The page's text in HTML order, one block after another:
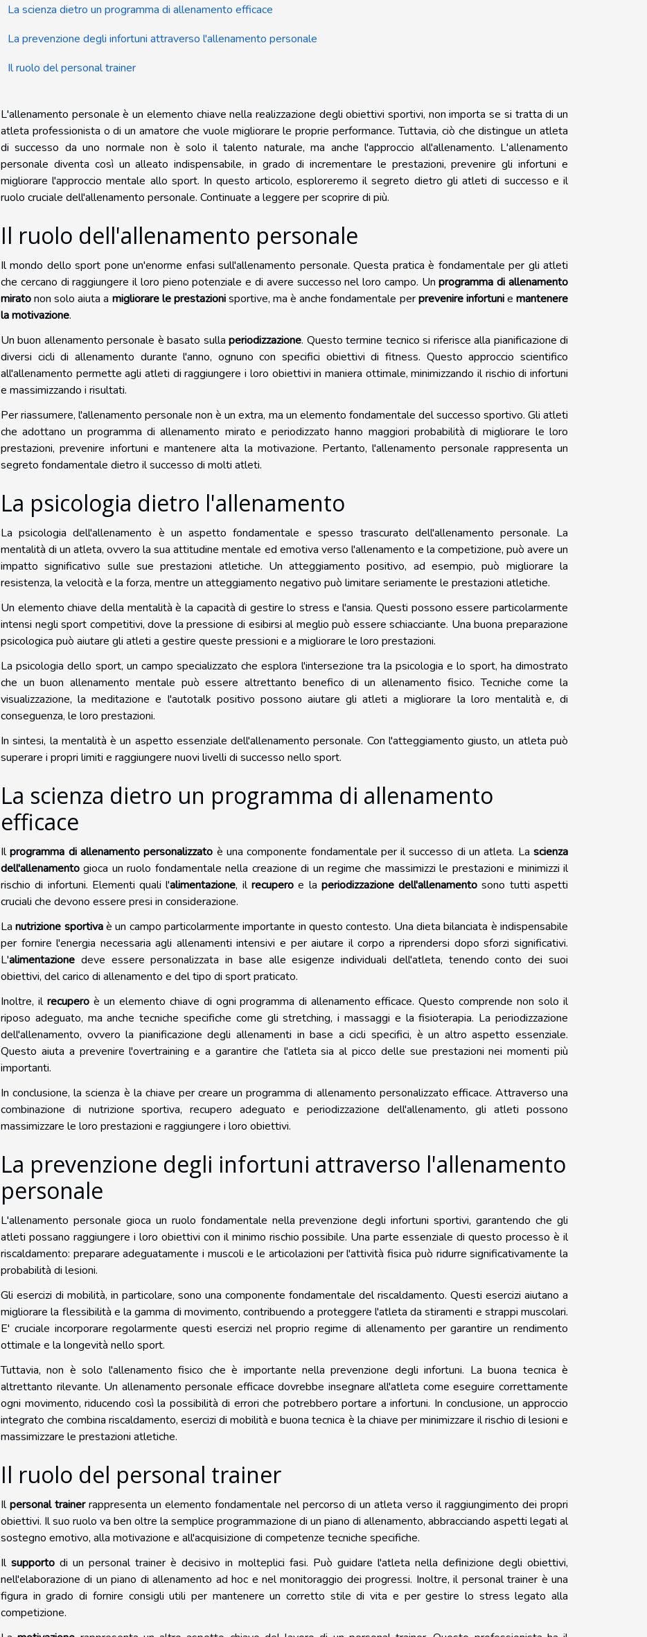
La scienza dietro un programma di allenamento efficace
La prevenzione degli infortuni attraverso l'allenamento personale
Il ruolo del personal trainer
L'allenamento personale è un elemento chiave nella realizzazione degli obiettivi sportivi, non importa se si tratta di un
atleta professionista o di un amatore che vuole migliorare le proprie performance. Tuttavia, ciò che distingue un atleta
di successo da uno normale non è solo il talento naturale, ma anche l'approccio all'allenamento. L'allenamento
personale diventa così un alleato indispensabile, in grado di incrementare le prestazioni, prevenire gli infortuni e
migliorare l'approccio mentale allo sport. In questo articolo, esploreremo il segreto dietro gli atleti di successo e il
ruolo cruciale dell'allenamento personale. Continuate a leggere per scoprire di più.
Il ruolo dell'allenamento personale
Il mondo dello sport pone un'enorme enfasi sull'allenamento personale. Questa pratica è fondamentale per gli atleti
che cercano di raggiungere il loro pieno potenziale e di avere successo nel loro campo. Unprogramma di allenamento
miratonon solo aiuta a migliorare le prestazionisportive, ma è anche fondamentale perprevenire infortuniemantenere
la motivazione.
Un buon allenamento personale è basato sullaperiodizzazione. Questo termine tecnico si riferisce alla pianificazione di
diversi cicli di allenamento durante l'anno, ognuno con specifici obiettivi di fitness. Questo approccio scientifico
all'allenamento permette agli atleti di raggiungere i loro obiettivi in maniera ottimale, minimizzando il rischio di infortuni
e massimizzando i risultati.
Per riassumere, l'allenamento personale non è un extra, ma un elemento fondamentale del successo sportivo. Gli atleti
che adottano un programma di allenamento mirato e periodizzato hanno maggiori probabilità di migliorare le loro
prestazioni, prevenire infortuni e mantenere alta la motivazione. Pertanto, l'allenamento personale rappresenta un
segreto fondamentale dietro il successo di molti atleti.
La psicologia dietro l'allenamento
La psicologia dell'allenamento è un aspetto fondamentale e spesso trascurato dell'allenamento personale. La
mentalità di un atleta, ovvero la sua attitudine mentale ed emotiva verso l'allenamento e la competizione, può avere un
impatto significativo sulle sue prestazioni atletiche. Un atteggiamento positivo, ad esempio, può migliorare la
resistenza, la velocità e la forza, mentre un atteggiamento negativo può limitare seriamente le prestazioni atletiche.
Un elemento chiave della mentalità è la capacità di gestire lo stress e l'ansia. Questi possono essere particolarmente
intensi negli sport competitivi, dove la pressione di esibirsi al meglio può essere schiacciante. Una buona preparazione
psicologica può aiutare gli atleti a gestire queste pressioni e a migliorare le loro prestazioni.
La psicologia dello sport, un campo specializzato che esplora l'intersezione tra la psicologia e lo sport, ha dimostrato
che un buon allenamento mentale può essere altrettanto benefico di un allenamento fisico. Tecniche come la
visualizzazione, la meditazione e l'autotalk positivo possono aiutare gli atleti a migliorare la loro mentalità e, di
conseguenza, le loro prestazioni.
In sintesi, la mentalità è un aspetto essenziale dell'allenamento personale. Con l'atteggiamento giusto, un atleta può
superare i propri limiti e raggiungere nuovi livelli di successo nello sport.
La scienza dietro un programma di allenamento
efficace
Ilprogramma di allenamento personalizzato è una componente fondamentale per il successo di un atleta. La scienza
dell'allenamento gioca un ruolo fondamentale nella creazione di un regime che massimizzi le prestazioni e minimizzi il
rischio di infortuni. Elementi quali l'alimentazione, ilrecupero e la periodizzazione dell'allenamento sono tutti aspetti
cruciali che devono essere presi in considerazione.
Lanutrizione sportivaè un campo particolarmente importante in questo contesto. Una dieta bilanciata è indispensabile
per fornire l'energia necessaria agli allenamenti intensivi e per aiutare il corpo a riprendersi dopo sforzi significativi.
L'alimentazione deve essere personalizzata in base alle esigenze individuali dell'atleta, tenendo conto dei suoi
obiettivi, del carico di allenamento e del tipo di sport praticato.
Inoltre, il recuperoè un elemento chiave di ogni programma di allenamento efficace. Questo comprende non solo il
riposo adeguato, ma anche tecniche specifiche come gli stretching, i massaggi e la fisioterapia. La periodizzazione
dell'allenamento, ovvero la pianificazione degli allenamenti in base a cicli specifici, è un altro aspetto essenziale.
Questo aiuta a prevenire l'overtraining e a garantire che l'atleta sia al picco delle sue prestazioni nei momenti più
importanti.
In conclusione, la scienza è la chiave per creare un programma di allenamento personalizzato efficace. Attraverso una
combinazione di nutrizione sportiva, recupero adeguato e periodizzazione dell'allenamento, gli atleti possono
massimizzare le loro prestazioni e raggiungere i loro obiettivi.
La prevenzione degli infortuni attraverso l'allenamento
personale
L'allenamento personale gioca un ruolo fondamentale nella prevenzione degli infortuni sportivi, garantendo che gli
atleti possano raggiungere i loro obiettivi con il minimo rischio possibile. Una parte essenziale di questo processo è il
riscaldamento: preparare adeguatamente i muscoli e le articolazioni per l'attività fisica può ridurre significativamente la
probabilità di lesioni.
Gli esercizi di mobilità, in particolare, sono una componente fondamentale del riscaldamento. Questi esercizi aiutano a
migliorare la flessibilità e la gamma di movimento, contribuendo a proteggere l'atleta da stiramenti e strappi muscolari.
E' cruciale incorporare regolarmente questi esercizi nel proprio regime di allenamento per garantire un rendimento
ottimale e la longevità nello sport.
Tuttavia, non è solo l'allenamento fisico che è importante nella prevenzione degli infortuni. La buona tecnica è
altrettanto rilevante. Un allenamento personale efficace dovrebbe insegnare all'atleta come eseguire correttamente
ogni movimento, riducendo così la possibilità di errori che potrebbero portare a infortuni. In conclusione, un approccio
integrato che combina riscaldamento, esercizi di mobilità e buona tecnica è la chiave per minimizzare il rischio di lesioni e
massimizzare le prestazioni atletiche.
Il ruolo del personal trainer
Ilpersonal trainerrappresenta un elemento fondamentale nel percorso di un atleta verso il raggiungimento dei propri
obiettivi. Il suo ruolo va ben oltre la semplice programmazione di un piano di allenamento, abbracciando aspetti legati al
sostegno emotivo, alla motivazione e all'acquisizione di competenze tecniche specifiche.
Ilsupporto di un personal trainer è decisivo in molteplici fasi. Può guidare l'atleta nella definizione degli obiettivi,
nell'elaborazione di un piano di allenamento ad hoc e nel monitoraggio dei progressi. Inoltre, il personal trainer è una
figura in grado di fornire consigli utili per mantenere un corretto stile di vita e per gestire lo stress legato alla
competizione.